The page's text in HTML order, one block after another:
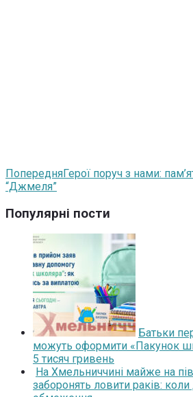
ПопередняГерої поруч з нами:
“Джмеля”
Популярні пости
Батьки
можуть оформити «Пакунок
5 тисяч гривень
На Хмельниччині майже на
заборонять ловити раків: коли